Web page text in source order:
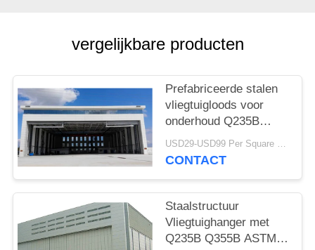
PRIVACY
POLICY
vergelijkbare producten
Prefabriceerde stalen
vliegtuigloods voor
onderhoud Q235B
Q355B
USD29-USD99 Per Square Meter MOQ:500 vierkante meter
CONTACT
Staalstructuur
Vliegtuighanger met
Q235B Q355B ASTM